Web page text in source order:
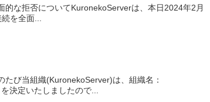
な拒否についてKuronekoServerは、本日2024年2月
を全面...
び当組織(KuronekoServer)は、組織名：
決定いたしましたので...